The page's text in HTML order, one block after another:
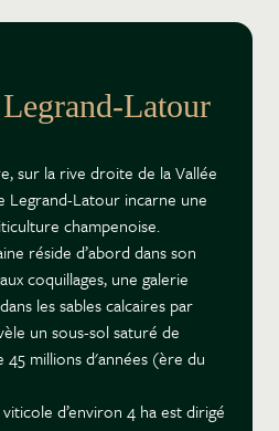
Latour
sur la rive droite de la Vallée
Legrand-Latour incarne une
champenoise.
réside d’abord dans son
coquillages, une galerie
les sables calcaires par
un sous-sol saturé de
45 millions d'années (ère du
d’environ 4 ha est dirigé